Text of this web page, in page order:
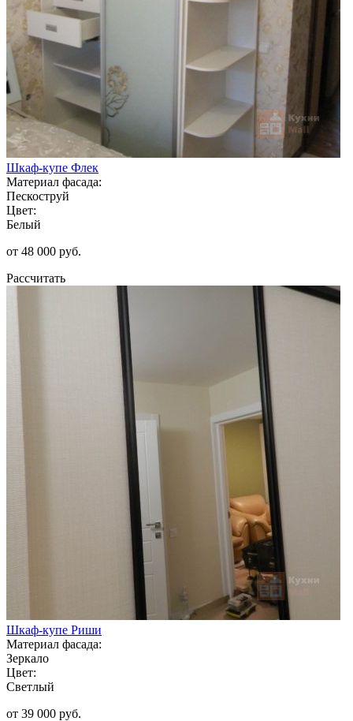
Шкаф-купе Флек
Материал фасада:
Пескоструй
Цвет:
Белый
от 48 000 руб.
Рассчитать
Шкаф-купе Риши
Материал фасада:
Зеркало
Цвет:
Светлый
от 39 000 руб.